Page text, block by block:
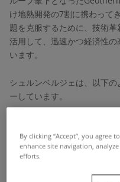
け地熱開発の7割に携わって
題を克服するために、技術
活用して、迅速かつ経済性
います。
シュルンベルジェは、以下
ーしています。
地熱坑井の掘削プロジェ
By clicking “Accept”, you agree
enhance site navigation,
efforts.